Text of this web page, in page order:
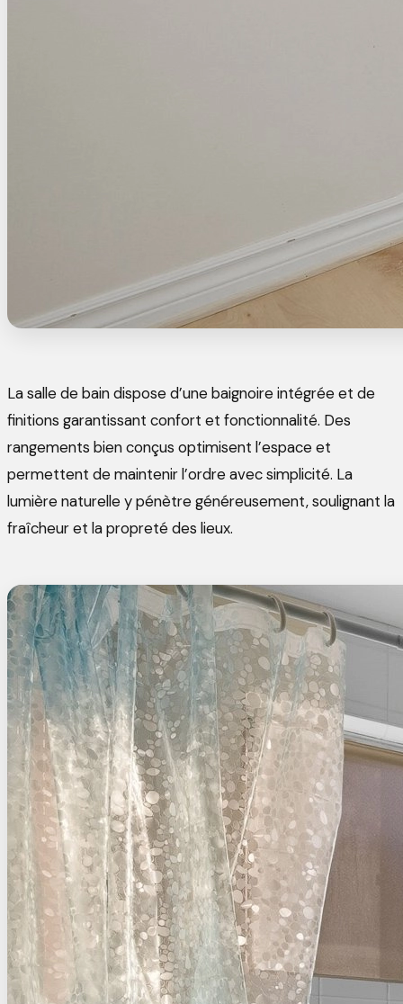
La salle de bain dispose d’une baignoire intégrée et de
finitions garantissant confort et fonctionnalité. Des
rangements bien conçus optimisent l’espace et
permettent de maintenir l’ordre avec simplicité. La
lumière naturelle y pénètre généreusement, soulignant la
fraîcheur et la propreté des lieux.